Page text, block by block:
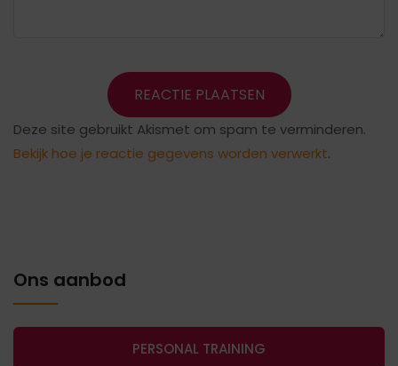
Deze site gebruikt Akismet om spam te verminderen.
Bekijk hoe je reactie gegevens worden verwerkt.
Ons aanbod
PERSONAL TRAINING